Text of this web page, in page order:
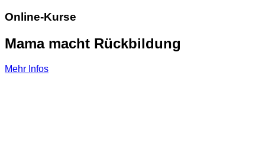
Online-Kurse
Mama macht Rückbildung
Mehr Infos